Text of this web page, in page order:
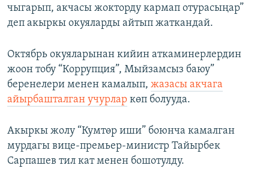
чыгарып, акчасы жокторду кармап отурасыңар”
деп акыркы окуяларды айтып жаткандай.
Октябрь окуяларынан кийин аткаминерлердин
жоон тобу “Коррупция”, Мыйзамсыз баюу”
беренелери менен камалып, жазасы акчага
айырбашталган учурлар көп болууда.
Акыркы жолу “Кумтөр иши” боюнча камалган
мурдагы вице-премьер-министр Тайырбек
Сарпашев тил кат менен бошотулду.